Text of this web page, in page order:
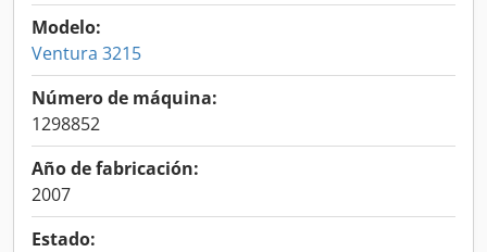
Modelo:
Ventura 3215
Número de máquina:
1298852
Año de fabricación:
2007
Estado: